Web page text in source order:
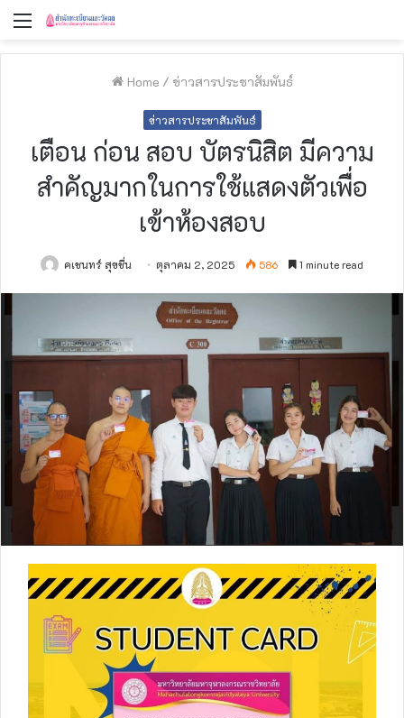
Menu
Home / ข่าวสารประชาสัมพันธ์
ข่าวสารประชาสัมพันธ์
เตือน ก่อน สอบ บัตรนิสิต มีความ
สำคัญมากในการใช้แสดงตัวเพื่อ
เข้าห้องสอบ
คเชนทร์ สุขชื่น ตุลาคม 2, 2025 586 1 minute read